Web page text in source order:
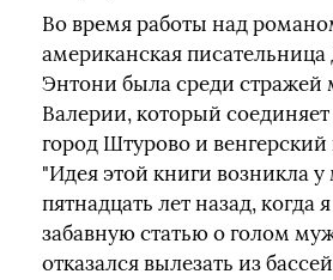
Во время работы над
американская
Энтони была среди
Валерии, который
город Штурово и венгерский
"Идея этой книги возникла у
пятнадцать лет назад, когда
забавную статью о голом
отказался вылезать из